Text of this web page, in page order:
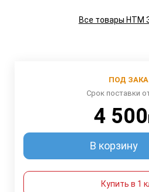
Все товары НТМ
ПОД
Срок поставки
4 500
В корзину
Купить в 1